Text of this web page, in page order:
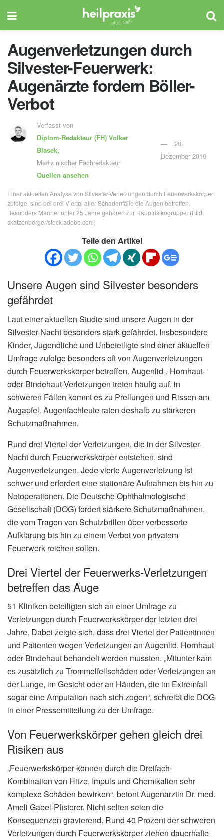
Augenverletzungen durch
Silvester-Feuerwerk:
Augenärzte fordern Böller-
Verbot
Verfasst von
Diplom-Redakteur (FH)Volker
Blasek,
Medizinischer Fachredakteur
Quellen ansehen
28.
Dezember 2019
Einer aktuellen Analyse von Silvester-Verletzungen durch Feuerwerkskörper
zufolge, sind bei drei Viertel aller Schadenfälle die Augen betroffen.
Besonders Männer unter 25 Jahre gehören zur Hauptrisikogruppe. (Bild:
skatzenberger/stock.adobe.com)
Teile den Artikel
Unsere Augen sind Silvester besonders
gefährdet
Laut einer aktuellen Studie sind unsere Augen in der
Silvester-Nacht besonders stark gefährdet. Insbesondere
Kinder, Jugendliche und Unbeteiligte sind einer aktuellen
Umfrage zufolge besonders oft von Augenverletzungen
durch Feuerwerkskörper betroffen. Augenlid-, Hornhaut-
oder Bindehaut-Verletzungen treten häufig auf, in
schweren Fällen kommt es zu Prellungen und Rissen am
Augapfel. Augenfachleute raten deshalb zu stärkeren
Schutzmaßnahmen.
Rund drei Viertel der Verletzungen, die in der Silvester-
Nacht durch Feuerwerkskörper entstehen, sind
Augenverletzungen. Jede vierte Augenverletzung ist
schwer und erfordert eine stationäre Aufnahmen bis hin zu
Notoperationen. Die Deutsche Ophthalmologische
Gesellschaft (DOG) fordert stärkere Schutzmaßnahmen,
die vom Tragen von Schutzbrillen über verbesserte
Aufklärung bis hin zu einem Verbot von privatem
Feuerwerk reichen sollen.
Drei Viertel der Feuerwerks-Verletzungen
betreffen das Auge
51 Kliniken beteiligten sich an einer Umfrage zu
Verletzungen durch Feuerwerkskörper der letzten drei
Jahre. Dabei zeigte sich, dass drei Viertel der Patientinnen
und Patienten wegen Verletzungen an Augenlid, Hornhaut
oder Bindehaut behandelt werden mussten. „Mitunter kam
es zusätzlich zu Trommelfellschäden oder Verletzungen an
der Lunge, im Gesicht oder an Händen, die im Extremfall
sogar eine Amputation nach sich zogen“, schreibt die DOG
in einer Pressemitteilung zu der Umfrage.
Von Feuerwerkskörper gehen gleich drei
Risiken aus
„Feuerwerkskörper können durch die Dreifach-
Kombination von Hitze, Impuls und Chemikalien sehr
komplexe Schäden bewirken“, betont Augenärztin Dr. med.
Ameli Gabel-Pfisterer. Nicht selten seien die
Konsequenzen gravierend. Rund 40 Prozent der schweren
Verletzungen durch Feuerwerkskörper ziehen dauerhafte